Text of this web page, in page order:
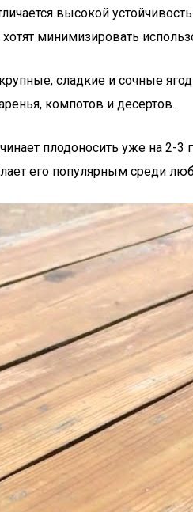
высокой
минимизировать
сладкие и сочные
компотов и десертов.
плодоносить уже на 2-
его популярным среди